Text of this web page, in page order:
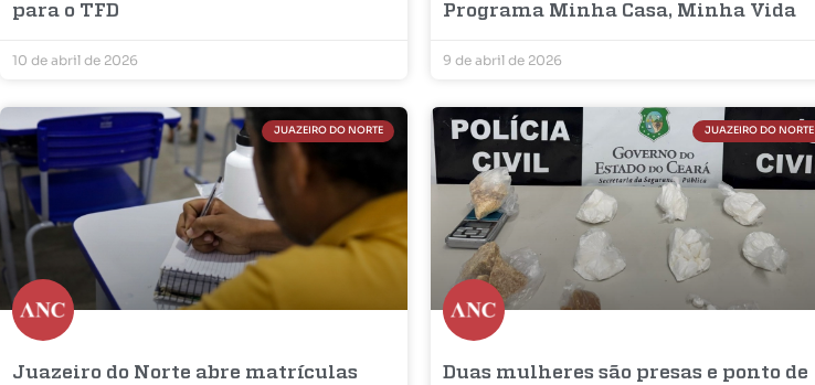
para o TFD
10 de abril de 2026
Programa Minha Casa, Minha Vida
9 de abril de 2026
JUAZEIRO DO NORTE
Juazeiro do Norte abre matrículas
JUAZEIRO DO NORTE
Duas mulheres são presas e ponto de